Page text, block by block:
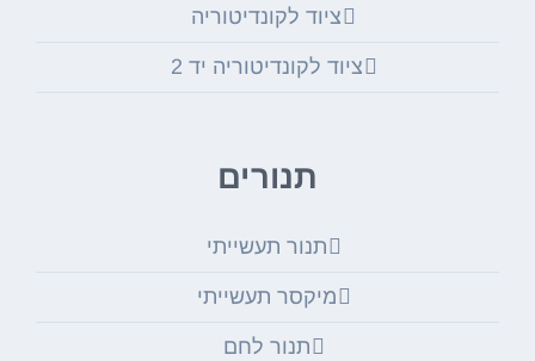
ציוד לקונדיטוריה
ציוד לקונדיטוריה יד 2
תנורים
תנור תעשייתי
מיקסר תעשייתי
תנור לחם